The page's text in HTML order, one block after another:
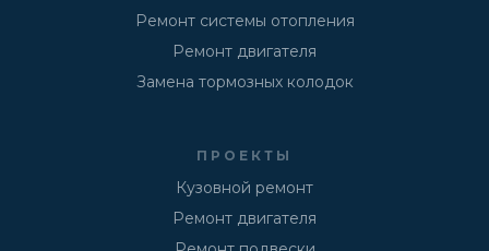
Ремонт системы отопления
Ремонт двигателя
Замена тормозных колодок
ПРОЕКТЫ
Кузовной ремонт
Ремонт двигателя